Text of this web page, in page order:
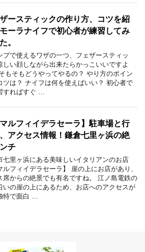
ースティックの作り方、コツを紹
ーラナイフで初心者が練習してみ
。
プで使えるワザの一つ、フェザースティッ
しい顔しながら出来たらかっこいいですよ
もそもどうやってやるの？ やり方のポイン
ツは？ ナイフは何を使えばいい？ 初心者で
すればすぐ …
マルフィイデラセーラ】駐車場と行
アクセス情報！鎌倉七里ヶ浜の絶
チ
七里ヶ浜にある美味しいイタリアンのお店
ルフィイデラセーラ】 崖の上にお店があり、
席からの絶景でも有名ですね。 江ノ島電鉄の
いの崖の上にあるため、お店へのアクセスが
特で面白 …